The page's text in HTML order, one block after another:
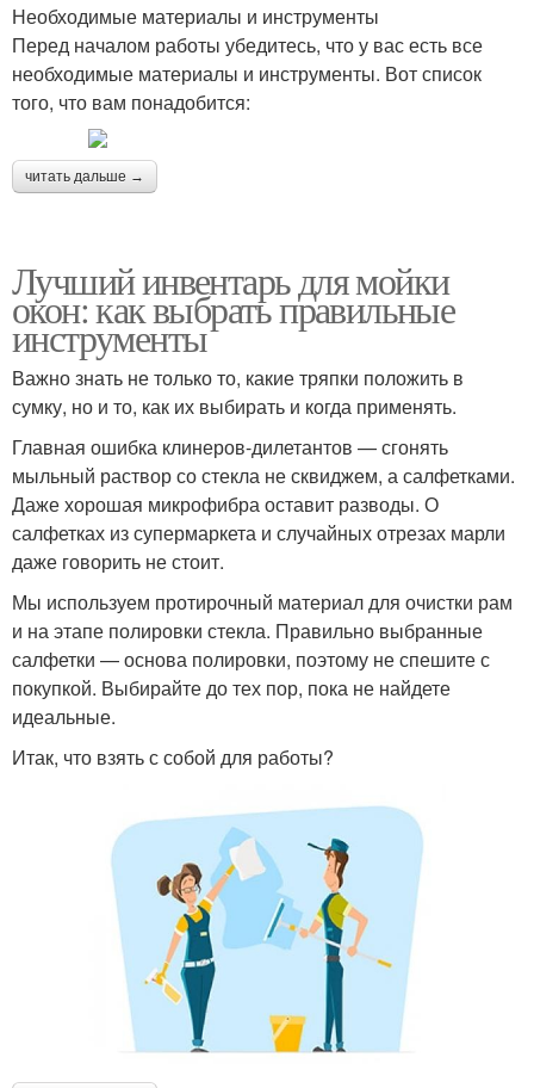
Необходимые материалы и инструменты
Перед началом работы убедитесь, что у вас есть все
необходимые материалы и инструменты. Вот список
того, что вам понадобится:
читать дальше →
Лучший инвентарь для мойки
окон: как выбрать правильные
инструменты
Важно знать не только то, какие тряпки положить в
сумку, но и то, как их выбирать и когда применять.
Главная ошибка клинеров-дилетантов — сгонять
мыльный раствор со стекла не сквиджем, а салфетками.
Даже хорошая микрофибра оставит разводы. О
салфетках из супермаркета и случайных отрезах марли
даже говорить не стоит.
Мы используем протирочный материал для очистки рам
и на этапе полировки стекла. Правильно выбранные
салфетки — основа полировки, поэтому не спешите с
покупкой. Выбирайте до тех пор, пока не найдете
идеальные.
Итак, что взять с собой для работы?